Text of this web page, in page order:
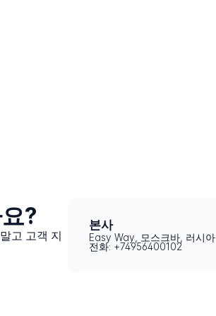
?
고 고객 지
본사
Easy Way, 모스크바, 러시아
전화: +74956400102